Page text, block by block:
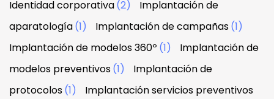
Identidad corporativa(2)
Implantación de
aparatología(1) Implantación de campañas(1)
Implantación de modelos 360º (1)
Implantación de
modelos preventivos(1)
Implantación de
protocolos(1)
Implantación servicios preventivos